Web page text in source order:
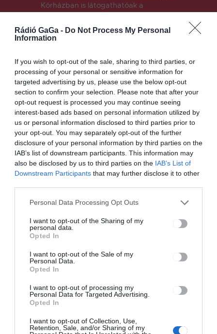
Rádió GaGa - Do Not Process My Personal
Information
If you wish to opt-out of the sale, sharing to third parties, or
processing of your personal or sensitive information for
targeted advertising by us, please use the below opt-out
section to confirm your selection. Please note that after your
opt-out request is processed you may continue seeing
interest-based ads based on personal information utilized by
us or personal information disclosed to third parties prior to
your opt-out. You may separately opt-out of the further
disclosure of your personal information by third parties on the
IAB’s list of downstream participants. This information may
also be disclosed by us to third parties on the IAB’s List of
Downstream Participants that may further disclose it to other
Personal Data Processing Opt Outs
I want to opt-out of the Sharing of my
personal data.
Opted In
I want to opt-out of the Sale of my
Personal Data.
Opted In
I want to opt-out of processing my
Personal Data for Targeted Advertising.
Opted In
I want to opt-out of Collection, Use,
Retention, Sale, and/or Sharing of my
Kórházban is látogathatóak a
bizonyos esetekben és nagyon szigorú
intézkedések betartásával. Mint
covidos betegek látogathatóságát
illetően. A koronavírussal fertőzött
súlyos betegeket ezentúl
meglátogathatják a kórházban a
hozzátartozóik. A több mint egy éve
tartó járvány kezdetétől…
HÍRLISTA 2021.04.16.
kezdeményezett konzultáció a vissza